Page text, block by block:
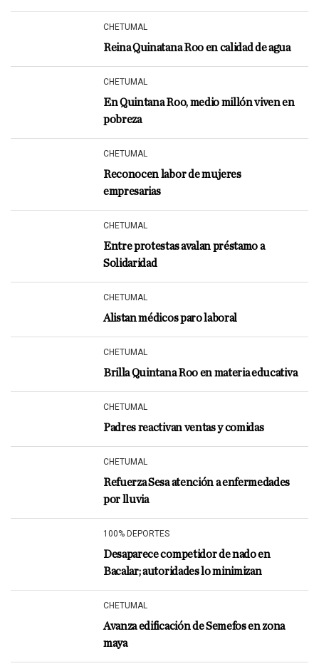
CHETUMAL
Reina Quinatana Roo en calidad de agua
CHETUMAL
En Quintana Roo, medio millón viven en
pobreza
CHETUMAL
Reconocen labor de mujeres
empresarias
CHETUMAL
Entre protestas avalan préstamo a
Solidaridad
CHETUMAL
Alistan médicos paro laboral
CHETUMAL
Brilla Quintana Roo en materia educativa
CHETUMAL
Padres reactivan ventas y comidas
CHETUMAL
Refuerza Sesa atención a enfermedades
por lluvia
100% DEPORTES
Desaparece competidor de nado en
Bacalar; autoridades lo minimizan
CHETUMAL
Avanza edificación de Semefos en zona
maya